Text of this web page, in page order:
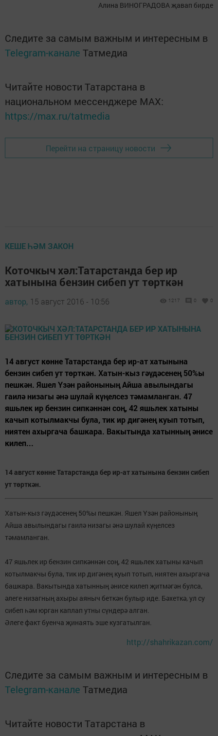
Алина ВИНОГРАДОВА җавап бирде
Следите за самым важным и интересным в
Telegram-канале Татмедиа
Читайте новости Татарстана в
национальном мессенджере MАХ:
https://max.ru/tatmedia
Перейти на страницу новости
КЕШЕ ҺӘМ ЗАКОН
Коточкыч хәл:Татарстанда бер ир
хатынына бензин сибеп ут төрткән
автор, 15 август 2016 - 10:56 1217 0 0
14 август көнне Татарстанда бер ир-ат хатынына
бензин сибеп ут төрткән. Хатын-кыз гәүдәсенең 50%ы
пешкән. Яшел Үзән районының Айша авылындагы
гаилә низагы әнә шулай күңелсез тәмамланган. 47
яшьлек ир бензин сипкәннән соң, 42 яшьлек хатыны
качып котылмакчы була, тик ир дигәнең куып тотып,
ниятен ахыргача башкара. Вакытында хатынның әнисе
килеп...
14 август көнне Татарстанда бер ир-ат хатынына бензин сибеп
ут төрткән.
Хатын-кыз гәүдәсенең 50%ы пешкән. Яшел Үзән районының
Айша авылындагы гаилә низагы әнә шулай күңелсез
тәмамланган.
47 яшьлек ир бензин сипкәннән соң, 42 яшьлек хатыны качып
котылмакчы була, тик ир дигәнең куып тотып, ниятен ахыргача
башкара. Вакытында хатынның әнисе килеп җитмәгән булса,
әлеге низагның ахыры аяныч беткән булыр иде. Бәхеткә, ул су
сибеп һәм юрган каплап утны сүндерә алган.
Әлеге факт буенча җинаять эше кузгатылган.
http://shahrikazan.com/
Следите за самым важным и интересным в
Telegram-канале Татмедиа
Читайте новости Татарстана в